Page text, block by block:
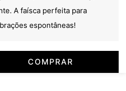
A faísca perfeita para
espontâneas!
COMPRAR